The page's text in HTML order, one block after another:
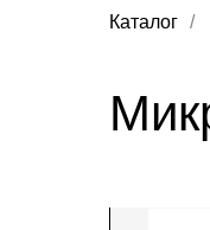
Каталог /